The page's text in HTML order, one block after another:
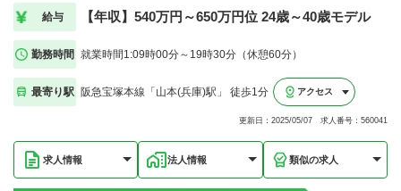
給与 【年収】540万円～650万円位 24歳～40歳モデル
勤務時間 就業時間1:09時00分～19時30分（休憩60分）
最寄り駅 阪急宝塚本線「山本(兵庫)駅」 徒歩1分 アクセス
更新日：2025/05/07 求人番号：560041
求人情報 法人情報 類似の求人